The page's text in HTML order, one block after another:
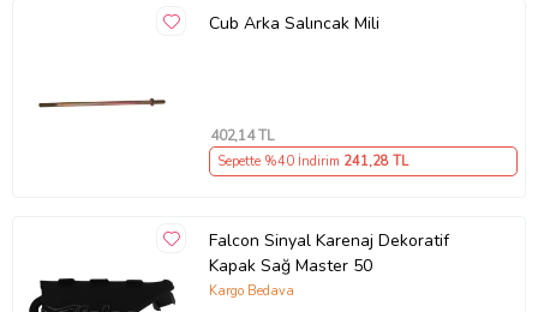
Cub Arka Salıncak Mili
402,14 TL
Sepette %40 İndirim 241,28 TL
Falcon Sinyal Karenaj Dekoratif
Kapak Sağ Master 50
Kargo Bedava